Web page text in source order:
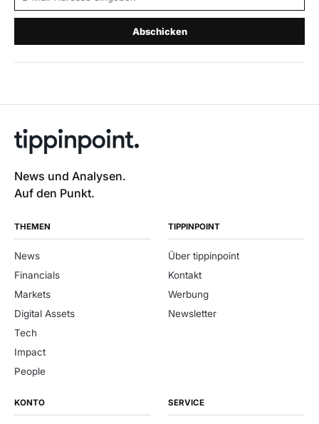
Abschicken
News und Analysen.
Auf den Punkt.
THEMEN
News
Financials
Markets
Digital Assets
Tech
Impact
People
TIPPINPOINT
Über tippinpoint
Kontakt
Werbung
Newsletter
KONTO SERVICE